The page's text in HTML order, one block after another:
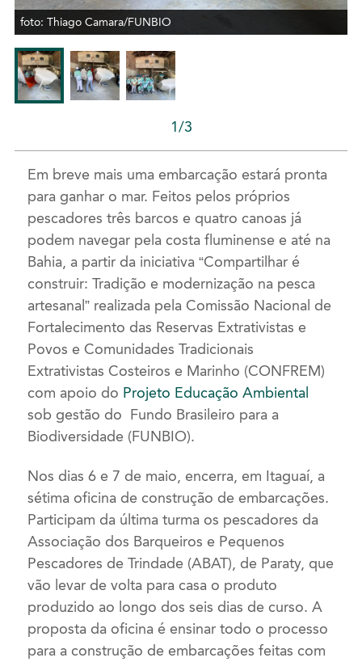
foto: Thiago Camara/FUNBIO
1/3
Em breve mais uma embarcação estará pronta
para ganhar o mar. Feitos pelos próprios
pescadores três barcos e quatro canoas já
podem navegar pela costa fluminense e até na
Bahia, a partir da iniciativa “Compartilhar é
construir: Tradição e modernização na pesca
artesanal” realizada pela Comissão Nacional de
Fortalecimento das Reservas Extrativistas e
Povos e Comunidades Tradicionais
Extrativistas Costeiros e Marinho (CONFREM)
com apoio do Projeto Educação Ambiental
sob gestão do Fundo Brasileiro para a
Biodiversidade (FUNBIO).
Nos dias 6 e 7 de maio, encerra, em Itaguaí, a
sétima oficina de construção de embarcações.
Participam da última turma os pescadores da
Associação dos Barqueiros e Pequenos
Pescadores de Trindade (ABAT), de Paraty, que
vão levar de volta para casa o produto
produzido ao longo dos seis dias de curso. A
proposta da oficina é ensinar todo o processo
para a construção de embarcações feitas com